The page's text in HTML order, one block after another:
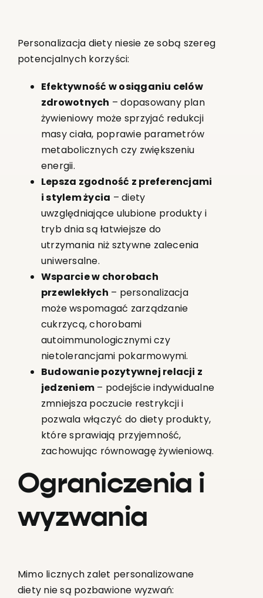
Personalizacja diety niesie ze sobą szereg
potencjalnych korzyści:
Efektywność w osiąganiu celów
zdrowotnych – dopasowany plan
żywieniowy może sprzyjać redukcji
masy ciała, poprawie parametrów
metabolicznych czy zwiększeniu
energii.
Lepsza zgodność z preferencjami
i stylem życia – diety
uwzględniające ulubione produkty i
tryb dnia są łatwiejsze do
utrzymania niż sztywne zalecenia
uniwersalne.
Wsparcie w chorobach
przewlekłych – personalizacja
może wspomagać zarządzanie
cukrzycą, chorobami
autoimmunologicznymi czy
nietolerancjami pokarmowymi.
Budowanie pozytywnej relacji z
jedzeniem – podejście indywidualne
zmniejsza poczucie restrykcji i
pozwala włączyć do diety produkty,
które sprawiają przyjemność,
zachowując równowagę żywieniową.
Ograniczenia i
wyzwania
Mimo licznych zalet personalizowane
diety nie są pozbawione wyzwań: